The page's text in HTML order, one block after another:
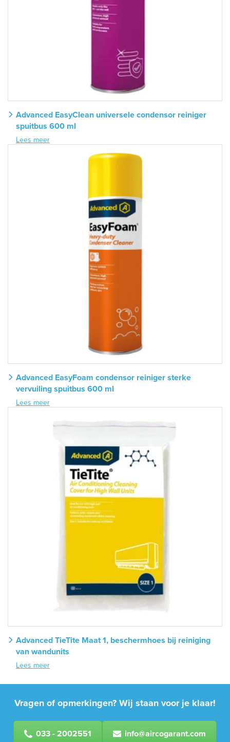
Advanced EasyClean universele condensor reiniger
spuitbus 600 ml
Lees meer
Advanced EasyFoam condensor reiniger sterke
vervuiling spuitbus 600 ml
Lees meer
Advanced TieTite Maat 1, beschermhoes bij reiniging
van wandunits
Lees meer
Vragen of opmerkingen? Wij staan voor je klaar!
033 - 2002551 info@aircogarant.com